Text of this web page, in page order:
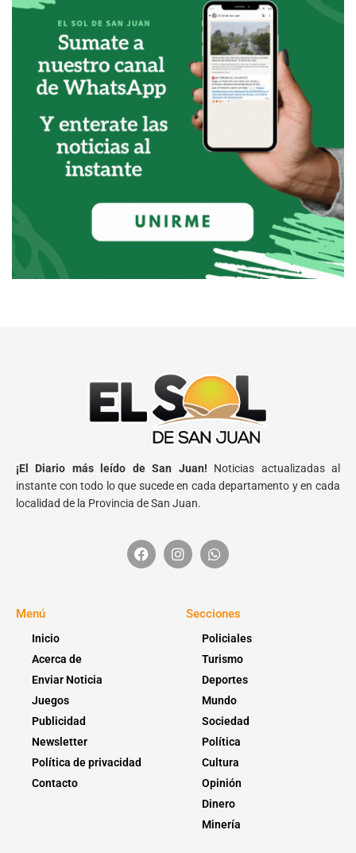
¡El Diario más leído de San Juan! Noticias actualizadas al
instante con todo lo que sucede en cada departamento y en cada
localidad de la Provincia de San Juan.
Menú
Inicio
Acerca de
Enviar Noticia
Juegos
Publicidad
Newsletter
Política de privacidad
Contacto
Secciones
Policiales
Turismo
Deportes
Mundo
Sociedad
Política
Cultura
Opinión
Dinero
Minería